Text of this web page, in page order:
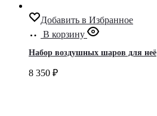
Добавить в Избранное
В корзину
Набор воздушных шаров для неё
8 350 ₽